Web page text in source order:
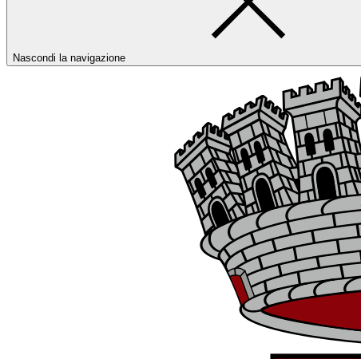
Nascondi la navigazione